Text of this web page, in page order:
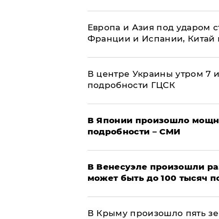
Европа и Азия под ударом
Франции и Испании,
В центре Украины утром 7
подробности ГЦСК
В Японии произошло
подробности – СМИ
В Венесуэле произошли
может быть до 100 тысяч
В Крыму произошло пять